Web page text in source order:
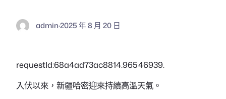
admin·2025 年 8 月 20 日
requestId:68a4ad73ac8814.96546939.
入伏以來，新疆哈密迎來持續高溫天氣。